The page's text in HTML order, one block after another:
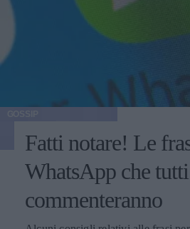
Fatti notare! Le
WhatsApp che tutti
commenteranno